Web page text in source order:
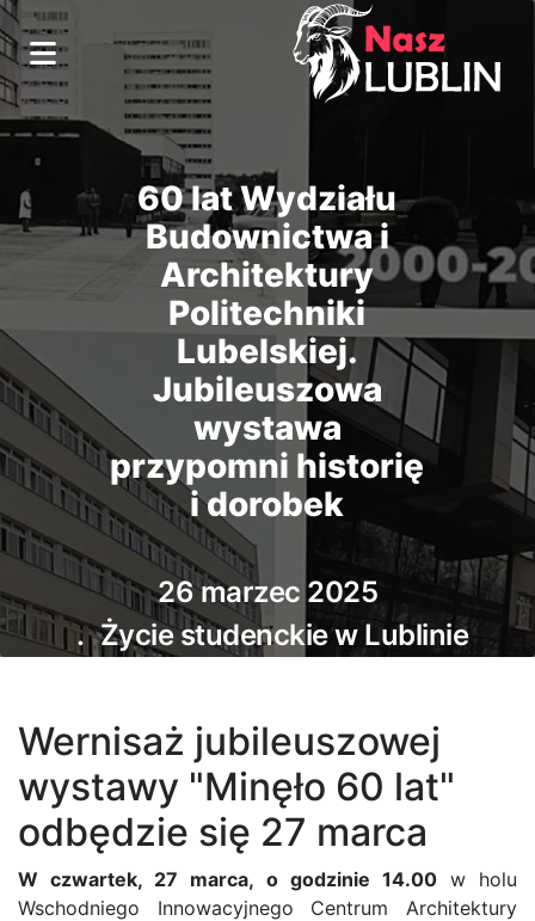
60 lat Wydziału
Budownictwa i
Architektury
Politechniki
Lubelskiej.
Jubileuszowa
wystawa
przypomni historię
i dorobek
26 marzec 2025
Życie studenckie w Lublinie
Wernisaż jubileuszowej
wystawy "Minęło 60 lat"
odbędzie się 27 marca
W czwartek, 27 marca, o godzinie 14.00w holu
Wschodniego Innowacyjnego Centrum Architektury